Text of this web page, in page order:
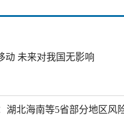
动 未来对我国无影响
湖北海南等5省部分地区风